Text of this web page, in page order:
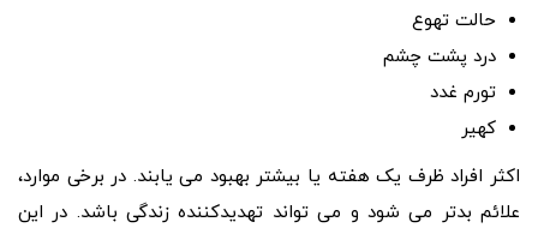
حالت تهوع
درد پشت چشم
تورم غدد
کهیر
اکثر افراد ظرف یک هفته یا بیشتر بهبود می یابند. در برخی موارد،
علائم بدتر می شود و می تواند تهدیدکننده زندگی باشد. در این